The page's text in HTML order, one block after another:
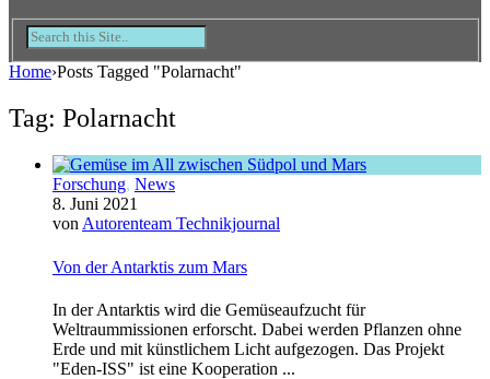
Home›Posts Tagged "Polarnacht"
Tag: Polarnacht
Forschung, News
8. Juni 2021
von Autorenteam Technikjournal
Von der Antarktis zum Mars
In der Antarktis wird die Gemüseaufzucht für
Weltraummissionen erforscht. Dabei werden Pflanzen ohne
Erde und mit künstlichem Licht aufgezogen. Das Projekt
"Eden-ISS" ist eine Kooperation ...